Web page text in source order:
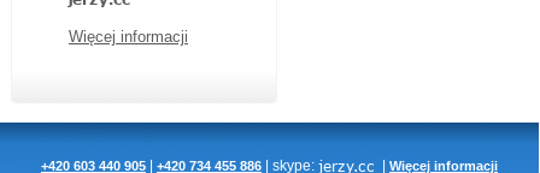
Więcej informacji
+420 603 440 905 | +420 734 455 886 | skype: | Więcej informacji